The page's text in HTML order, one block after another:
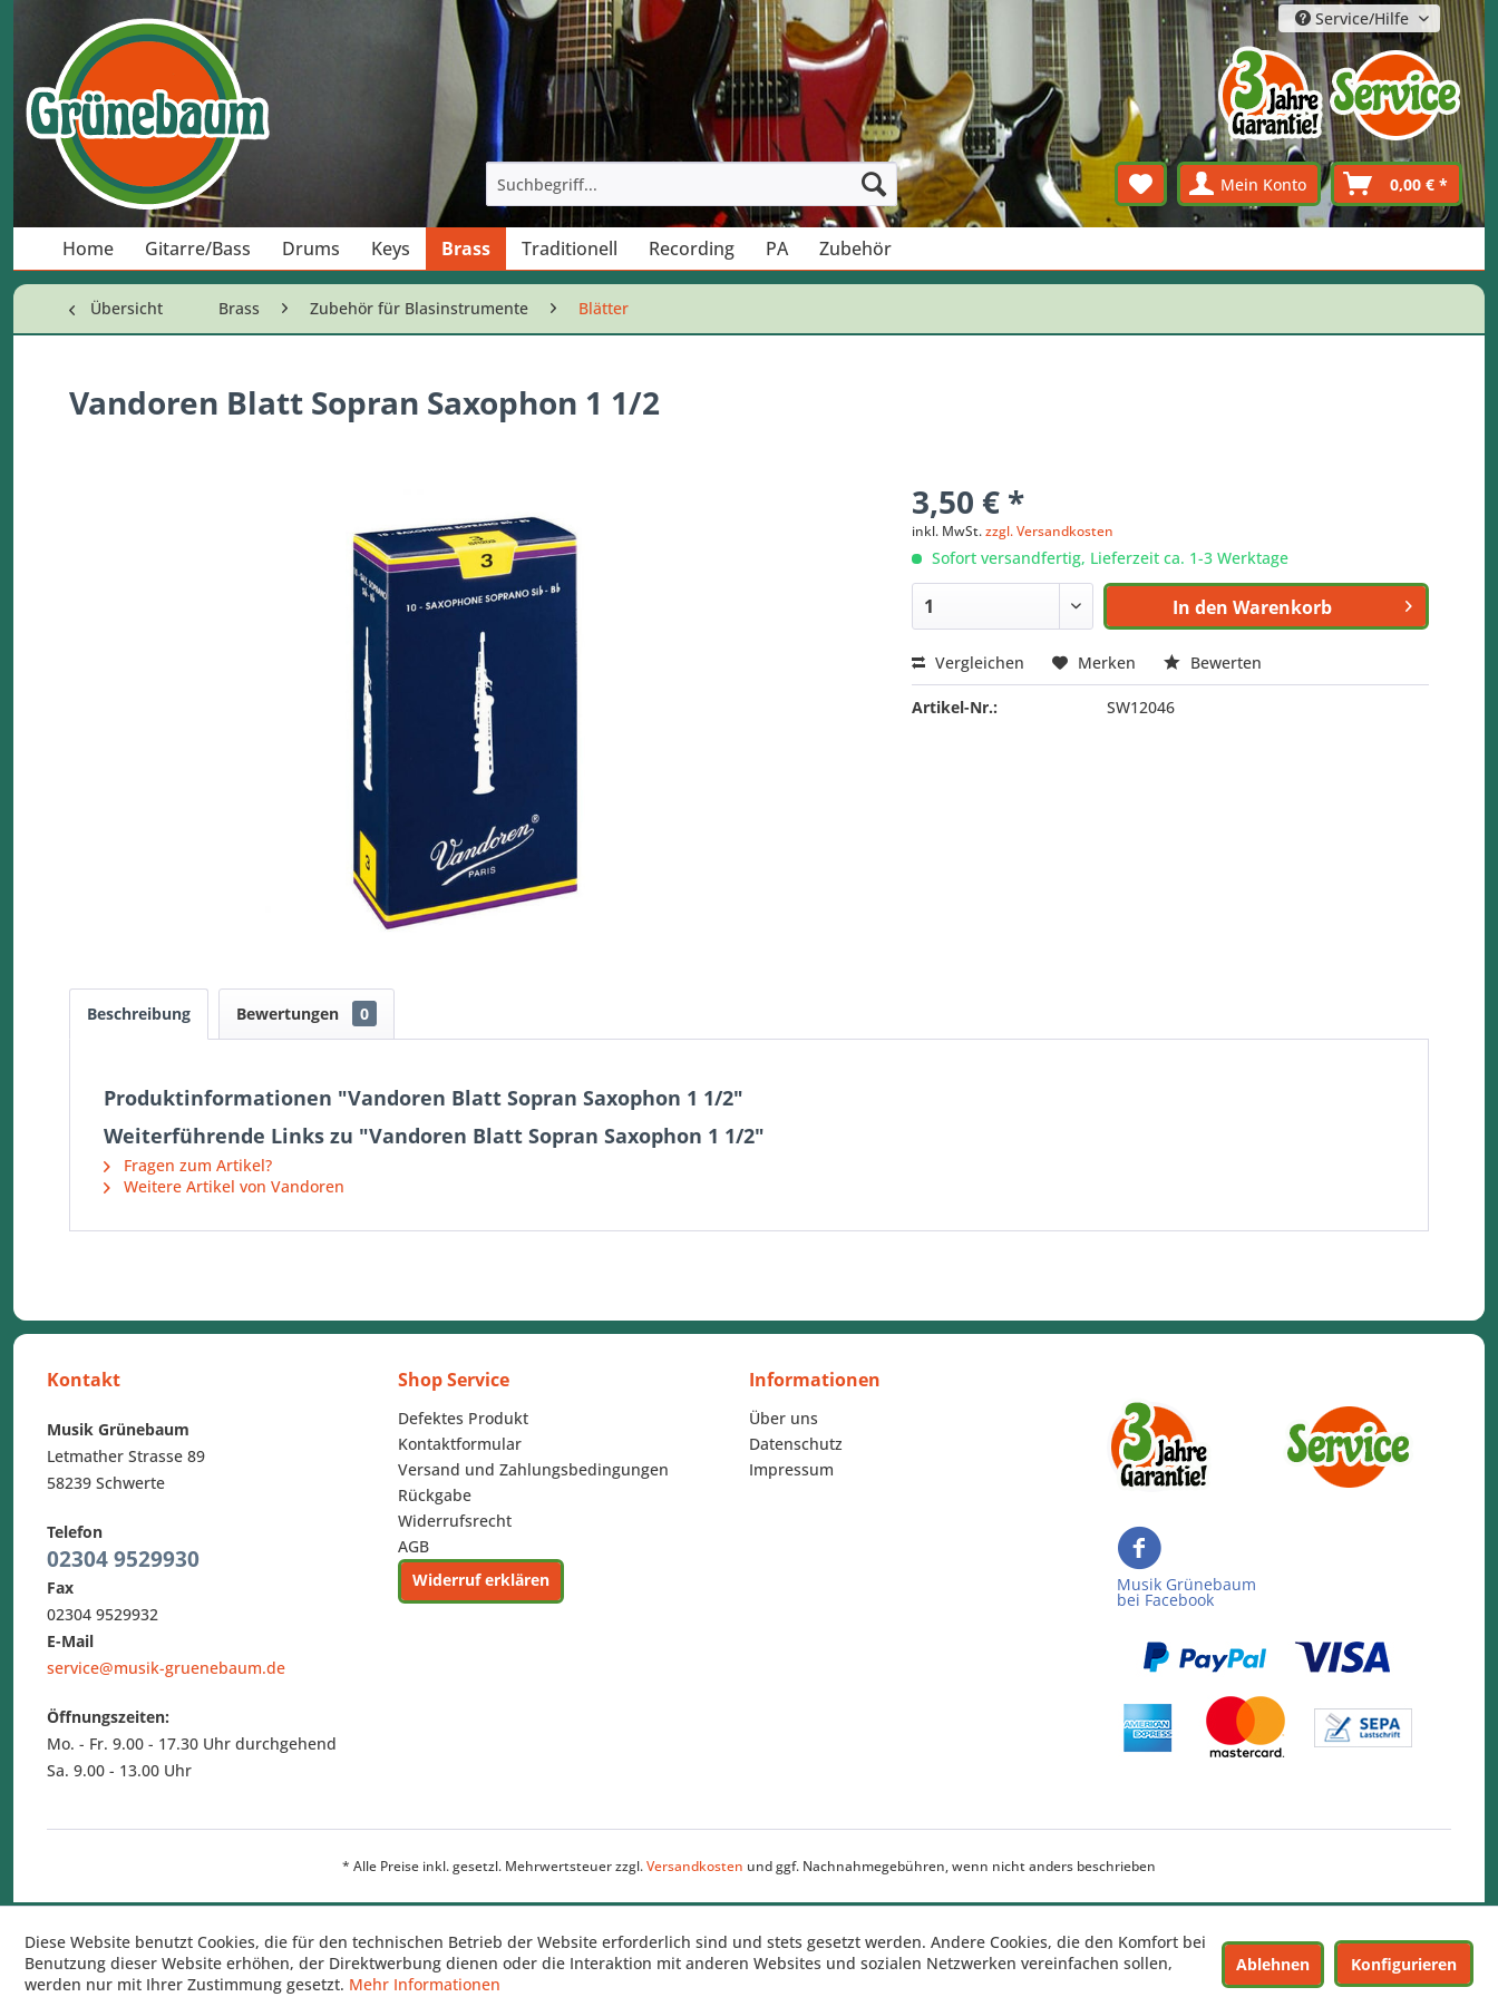
Service/Hilfe
Mein Konto 0,00 € *
Home Gitarre/Bass Drums Keys Brass Traditionell Recording PA Zubehör
Übersicht Brass Zubehör für Blasinstrumente Blätter
Vandoren Blatt Sopran Saxophon 1 1/2
3,50 € *
inkl. MwSt.zzgl. Versandkosten
Sofort versandfertig, Lieferzeit ca. 1-3 Werktage
In den Warenkorb
Vergleichen Merken Bewerten
Artikel-Nr.: SW12046
Beschreibung Bewertungen 0
Produktinformationen "Vandoren Blatt Sopran Saxophon 1 1/2"
Weiterführende Links zu "Vandoren Blatt Sopran Saxophon 1 1/2"
Fragen zum Artikel?
Weitere Artikel von Vandoren
Kontakt
Musik Grünebaum
Letmather Strasse 89
58239 Schwerte
Telefon
02304 9529930
Fax
02304 9529932
E-Mail
service@musik-gruenebaum.de
Öffnungszeiten:
Mo. - Fr. 9.00 - 17.30 Uhr durchgehend
Sa. 9.00 - 13.00 Uhr
Shop Service
Defektes Produkt
Kontaktformular
Versand und Zahlungsbedingungen
Rückgabe
Widerrufsrecht
AGB
Widerruf erklären
Informationen
Über uns
Datenschutz
Impressum
Musik Grünebaum
bei Facebook
* Alle Preise inkl. gesetzl. Mehrwertsteuer zzgl.Versandkosten und ggf. Nachnahmegebühren, wenn nicht anders beschrieben
Diese Website benutzt Cookies, die für den technischen Betrieb der Website erforderlich sind und stets gesetzt werden. Andere Cookies, die den Komfort bei
Benutzung dieser Website erhöhen, der Direktwerbung dienen oder die Interaktion mit anderen Websites und sozialen Netzwerken vereinfachen sollen,
werden nur mit Ihrer Zustimmung gesetzt. Mehr Informationen
Ablehnen Konfigurieren